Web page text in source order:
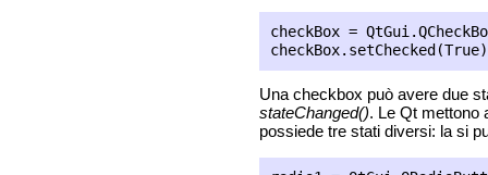
checkBox =
Una checkbox può avere due
stateChanged(). Le Qt mettono
possiede tre stati diversi: la si